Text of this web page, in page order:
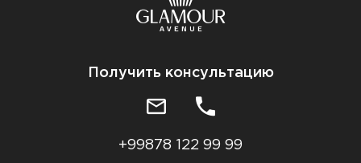
Получить консультацию
+99878 122 99 99